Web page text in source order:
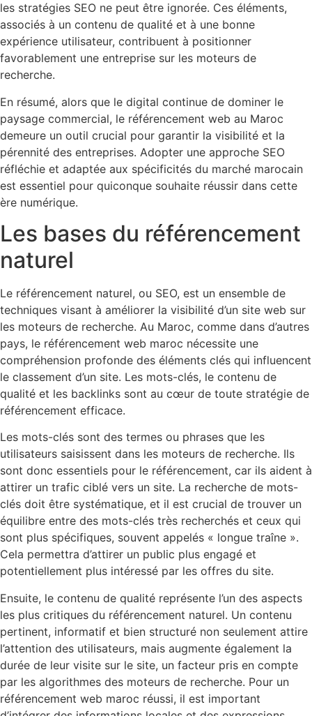
les stratégies SEO ne peut être ignorée. Ces éléments,
associés à un contenu de qualité et à une bonne
expérience utilisateur, contribuent à positionner
favorablement une entreprise sur les moteurs de
recherche.
En résumé, alors que le digital continue de dominer le
paysage commercial, le référencement web au Maroc
demeure un outil crucial pour garantir la visibilité et la
pérennité des entreprises. Adopter une approche SEO
réfléchie et adaptée aux spécificités du marché marocain
est essentiel pour quiconque souhaite réussir dans cette
ère numérique.
Les bases du référencement
naturel
Le référencement naturel, ou SEO, est un ensemble de
techniques visant à améliorer la visibilité d’un site web sur
les moteurs de recherche. Au Maroc, comme dans d’autres
pays, le référencement web maroc nécessite une
compréhension profonde des éléments clés qui influencent
le classement d’un site. Les mots-clés, le contenu de
qualité et les backlinks sont au cœur de toute stratégie de
référencement efficace.
Les mots-clés sont des termes ou phrases que les
utilisateurs saisissent dans les moteurs de recherche. Ils
sont donc essentiels pour le référencement, car ils aident à
attirer un trafic ciblé vers un site. La recherche de mots-
clés doit être systématique, et il est crucial de trouver un
équilibre entre des mots-clés très recherchés et ceux qui
sont plus spécifiques, souvent appelés « longue traîne ».
Cela permettra d’attirer un public plus engagé et
potentiellement plus intéressé par les offres du site.
Ensuite, le contenu de qualité représente l’un des aspects
les plus critiques du référencement naturel. Un contenu
pertinent, informatif et bien structuré non seulement attire
l’attention des utilisateurs, mais augmente également la
durée de leur visite sur le site, un facteur pris en compte
par les algorithmes des moteurs de recherche. Pour un
référencement web maroc réussi, il est important